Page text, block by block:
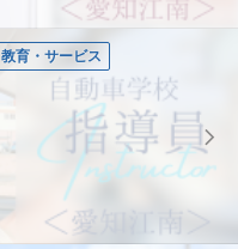
教育・サービス